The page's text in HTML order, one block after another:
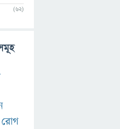
(62)
রোগ